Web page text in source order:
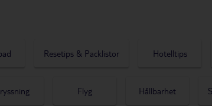
Resetips & Packlistor Hotelltips
Flyg Hållbarhet